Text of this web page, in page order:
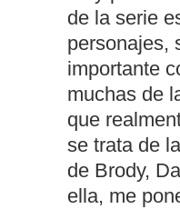
de la serie
personajes,
importante
muchas de
que
se trata de
de Brody,
ella, me